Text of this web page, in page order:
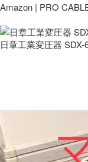
Amazon | PRO
日章工業変圧器